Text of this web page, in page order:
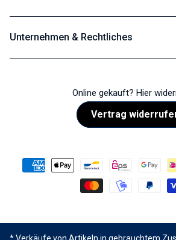
Unternehmen & Rechtliches
Online gekauft? Hier
Vertrag